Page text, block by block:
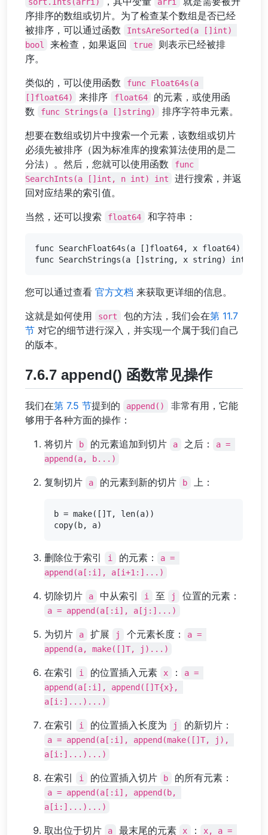
序排序的数组或切片。为了检查某个数组是否已经
被排序，可以通过函数
IntsAreSorted(a []int)
bool
来检查，如果返回 true
则表示已经被排
序。
类似的，可以使用函数
func Float64s(a
[]float64)
来排序 float64
的元素，或使用函
数
func Strings(a []string)
排序字符串元素。
想要在数组或切片中搜索一个元素，该数组或切片
必须先被排序（因为标准库的搜索算法使用的是二
分法）。然后，您就可以使用函数
func
SearchInts(a []int, n int) int
进行搜索，并返
回对应结果的索引值。
当然，还可以搜索
float64 和字符串：
func SearchFloat64s(a []float64, x float64) int
您可以通过查看 官方文档 来获取更详细的信息。
这就是如何使用
sort 包的方法，我们会在第 11.7
节 对它的细节进行深入，并实现一个属于我们自己
的版本。
7.6.7 append() 函数常见操作
我们在第 7.5 节提到的 append()
非常有用，它能
够用于各种方面的操作：
将切片
b 的元素追加到切片 a 之后：
a =
append(a, b...)
复制切片 a 的元素到新的切片 b 上：
b = make([]T, len(a))
删除位于索引 i 的元素：
a =
append(a[:i], a[i+1:]...)
切除切片 a 中从索引 i 至 j 位置的元素：
a = append(a[:i], a[j:]...)
为切片 a 扩展 j 个元素长度：
a =
append(a, make([]T, j)...)
在索引 i 的位置插入元素 x ：
a =
append(a[:i], append([]T{x},
a[i:]...)...)
在索引 i 的位置插入长度为 j 的新切片：
a = append(a[:i], append(make([]T, j),
a[i:]...)...)
在索引 i 的位置插入切片 b 的所有元素：
a = append(a[:i], append(b,
a[i:]...)...)
取出位于切片 a 最末尾的元素 x ：
x, a =